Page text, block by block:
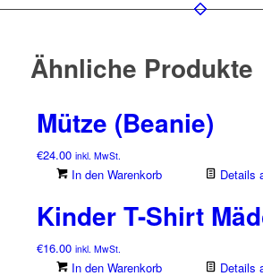
Ähnliche Produkte
Mütze (Beanie)
€24.00 inkl. MwSt.
In den Warenkorb Details
Kinder T-Shirt
€16.00 inkl. MwSt.
In den Warenkorb Details